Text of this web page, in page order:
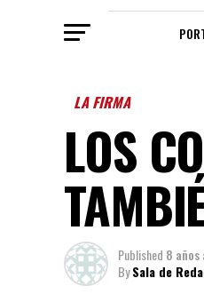
LA FIRMA
LOS
Published 8 años
BySala de